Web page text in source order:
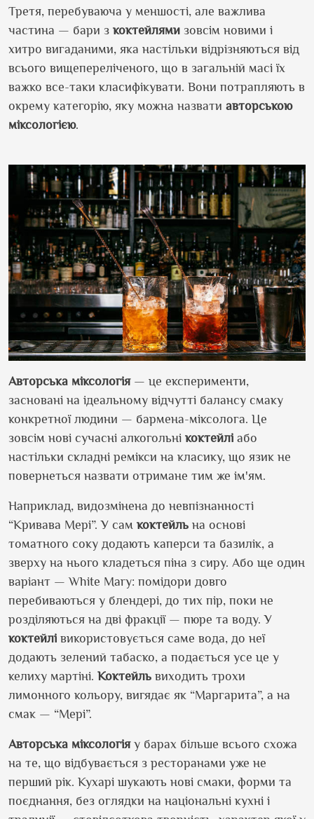
Третя, перебуваюча у меншості, але важлива
частина — бари з коктейлями зовсім новими і
хитро вигаданими, яка настільки відрізняються від
всього вищепереліченого, що в загальній масі їх
важко все-таки класифікувати. Вони потрапляють в
окрему категорію, яку можна назвати авторською
міксологією.
Авторська міксологія— це експерименти,
засновані на ідеальному відчутті балансу смаку
конкретної людини — бармена-міксолога. Це
зовсім нові сучасні алкогольні коктейлі або
настільки складні ремікси на класику, що язик не
повернеться назвати отримане тим же ім'ям.
Наприклад, видозмінена до невпізнанності
“Кривава Мері”. У сам коктейль на основі
томатного соку додають каперси та базилік, а
зверху на нього кладеться піна з сиру. Або ще один
варіант —White Mary: помідори довго
перебиваються у блендері, до тих пір, поки не
розділяються на дві фракції — пюре та воду. У
коктейлі використовується саме вода, до неї
додають зелений табаско, а подається усе це у
келиху мартіні. Коктейль виходить трохи
лимонного кольору, вигядає як “Маргарита”, а на
смак — “Мері”.
Авторська міксологіяу барах більше всього схожа
на те, що відбувається з ресторанами уже не
перший рік. Кухарі шукають нові смаки, форми та
поєднання, без оглядки на національні кухні і